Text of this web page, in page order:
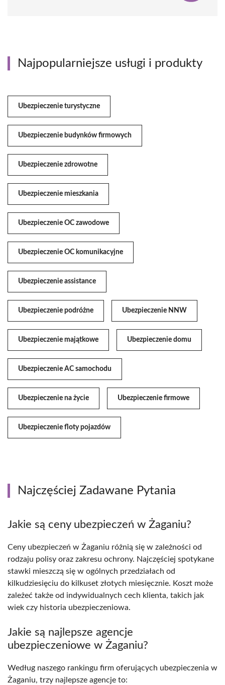
Najpopularniejsze usługi i produkty
Ubezpieczenie turystyczne
Ubezpieczenie budynków firmowych
Ubezpieczenie zdrowotne
Ubezpieczenie mieszkania
Ubezpieczenie OC zawodowe
Ubezpieczenie OC komunikacyjne
Ubezpieczenie assistance
Ubezpieczenie podróżne Ubezpieczenie NNW
Ubezpieczenie majątkowe Ubezpieczenie domu
Ubezpieczenie AC samochodu
Ubezpieczenie na życie Ubezpieczenie firmowe
Ubezpieczenie floty pojazdów
Najczęściej Zadawane Pytania
Jakie są ceny ubezpieczeń w Żaganiu?
Ceny ubezpieczeń w Żaganiu różnią się w zależności od
rodzaju polisy oraz zakresu ochrony. Najczęściej spotykane
stawki mieszczą się w ogólnych przedziałach od
kilkudziesięciu do kilkuset złotych miesięcznie. Koszt może
zależeć także od indywidualnych cech klienta, takich jak
wiek czy historia ubezpieczeniowa.
Jakie są najlepsze agencje
ubezpieczeniowe w Żaganiu?
Według naszego rankingu firm oferujących ubezpieczenia w
Żaganiu, trzy najlepsze agencje to: